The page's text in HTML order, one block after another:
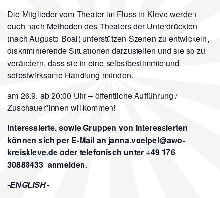
Die Mitglieder vom Theater im Fluss in Kleve werden
euch nach Methoden des Theaters der Unterdrückten
(nach Augusto Boal) unterstützen Szenen zu entwickeln,
diskriminierende Situationen darzustellen und sie so zu
verändern, dass sie in eine selbstbestimmte und
selbstwirksame Handlung münden.
am 26.9. ab 20:00 Uhr – öffentliche Aufführung /
Zuschauer*innen willkommen!
Interessierte, sowie Gruppen von Interessierten
können sich per E-Mail an janna.voelpel@awo-
kreiskleve.de oder telefonisch unter +49 176
30888433 anmelden.
-ENGLISH-